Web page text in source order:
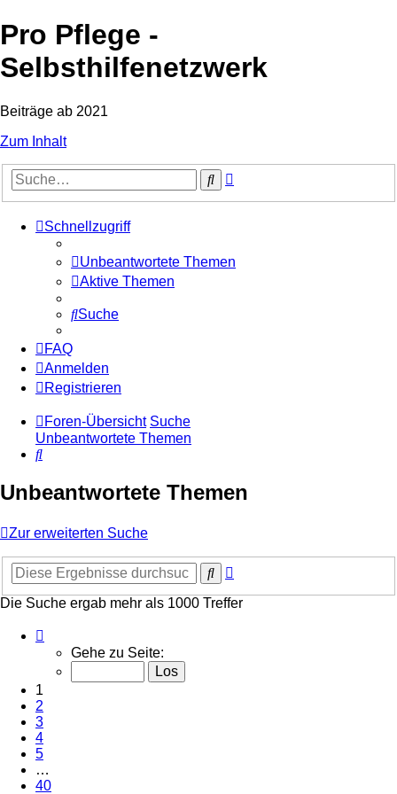
Pro Pflege -
Selbsthilfenetzwerk
Beiträge ab 2021
Zum Inhalt
Suche
Schnellzugriff
Unbeantwortete Themen
Aktive Themen
Suche
FAQ
Anmelden
Registrieren
Foren-Übersicht Suche
Unbeantwortete Themen
Suche
Unbeantwortete Themen
Zur erweiterten Suche
Suche
Die Suche ergab mehr als 1000 Treffer
40
Gehe zu Seite:
1
2
3
4
5
…
40